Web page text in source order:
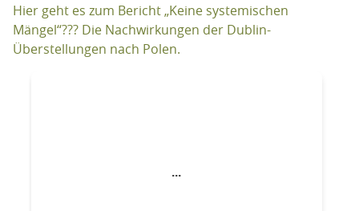
Hier geht es zum Bericht „Keine systemischen
Mängel“??? Die Nachwirkungen der Dublin-
Überstellungen nach Polen.